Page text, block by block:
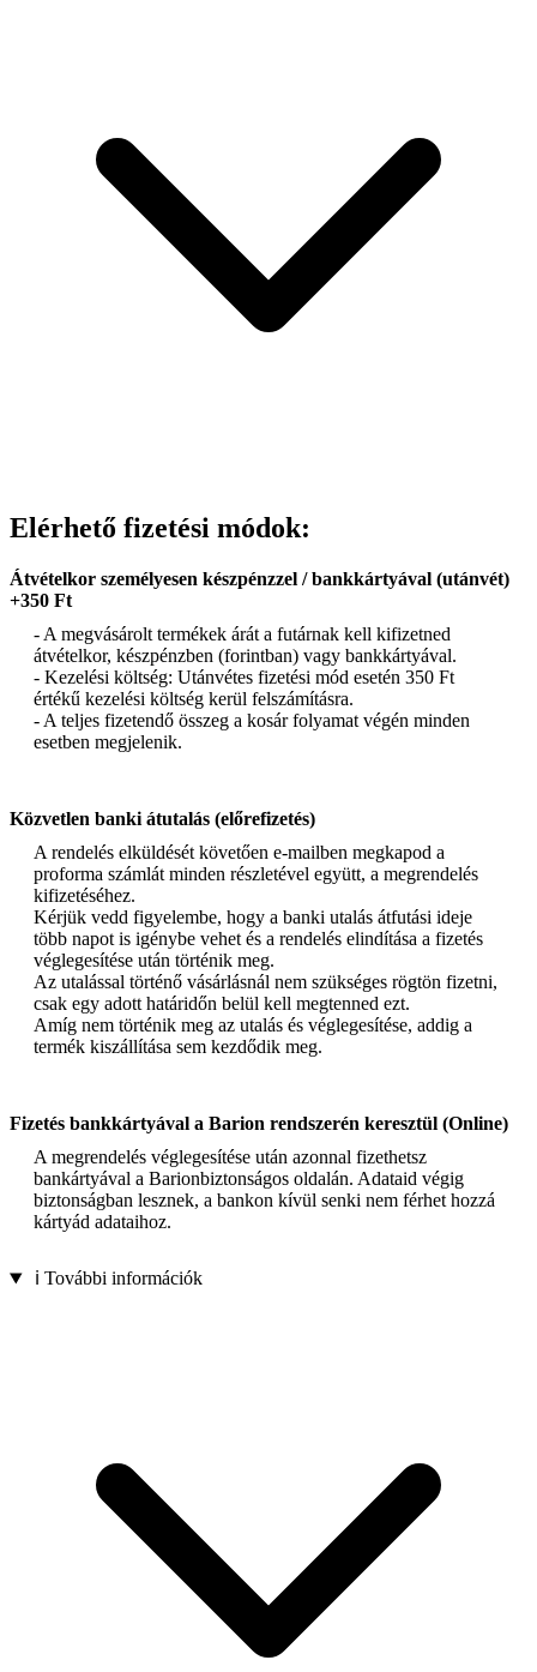
Elérhető fizetési módok:
Átvételkor személyesen készpénzzel / bankkártyával (utánvét)
+350 Ft
- A megvásárolt termékek árát a futárnak kell kifizetned
átvételkor, készpénzben (forintban) vagy bankkártyával.
- Kezelési költség: Utánvétes fizetési mód esetén 350 Ft
értékű kezelési költség kerül felszámításra.
- A teljes fizetendő összeg a kosár folyamat végén minden
esetben megjelenik.
Közvetlen banki átutalás (előrefizetés)
A rendelés elküldését követően e-mailben megkapod a
proforma számlát minden részletével együtt, a megrendelés
kifizetéséhez.
Kérjük vedd figyelembe, hogy a banki utalás átfutási ideje
több napot is igénybe vehet és a rendelés elindítása a fizetés
véglegesítése után történik meg.
Az utalással történő vásárlásnál nem szükséges rögtön fizetni,
csak egy adott határidőn belül kell megtenned ezt.
Amíg nem történik meg az utalás és véglegesítése, addig a
termék kiszállítása sem kezdődik meg.
Fizetés bankkártyával a Barion rendszerén keresztül (Online)
A megrendelés véglegesítése után azonnal fizethetsz
bankártyával a Barionbiztonságos oldalán. Adataid végig
biztonságban lesznek, a bankon kívül senki nem férhet hozzá
kártyád adataihoz.
ℹ️ További információk